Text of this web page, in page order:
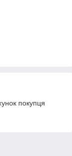
покупця